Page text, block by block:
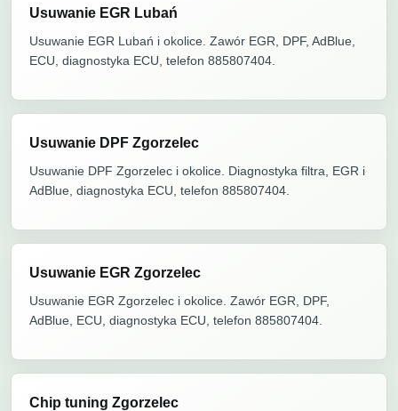
Usuwanie EGR Lubań
Usuwanie EGR Lubań i okolice. Zawór EGR, DPF, AdBlue,
ECU, diagnostyka ECU, telefon 885807404.
Usuwanie DPF Zgorzelec
Usuwanie DPF Zgorzelec i okolice. Diagnostyka filtra, EGR i
AdBlue, diagnostyka ECU, telefon 885807404.
Usuwanie EGR Zgorzelec
Usuwanie EGR Zgorzelec i okolice. Zawór EGR, DPF,
AdBlue, ECU, diagnostyka ECU, telefon 885807404.
Chip tuning Zgorzelec